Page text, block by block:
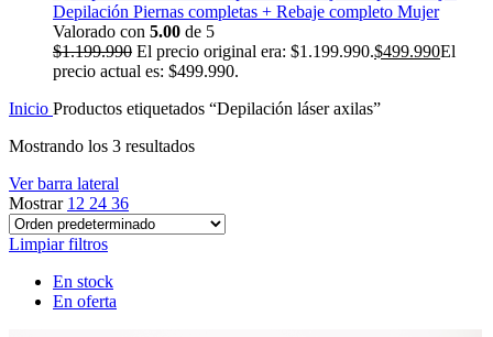
Depilación Piernas completas + Rebaje completo Mujer
Valorado con 5.00 de 5
$1.199.990 El precio original era: $1.199.990.$499.990El
precio actual es: $499.990.
Inicio Productos etiquetados “Depilación láser axilas”
Mostrando los 3 resultados
Ver barra lateral
Mostrar 12 24 36
Limpiar filtros
En stock
En oferta